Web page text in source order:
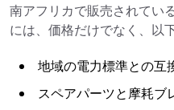
南アフリカで販売されてい
には、価格だけでなく、以
地域の電力標準との互
スペアパーツと摩耗ブ